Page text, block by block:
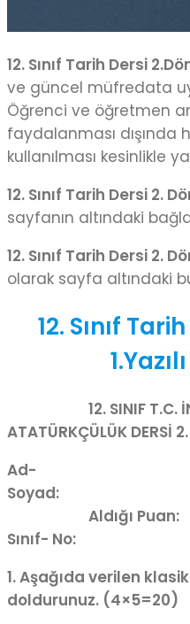
12. Sınıf Tarih Dersi
ve güncel müfredata
Öğrenci ve öğretmen
faydalanması dışında
kullanılması kesinlikle
12. Sınıf Tarih Dersi 2.
sayfanın altındaki
12. Sınıf Tarih Dersi 2.
olarak sayfa altındaki
12. Sınıf
12. SINIF T.C.
ATATÜRKÇÜLÜK DERSİ
Ad-
Aldığı Puan:
Sınıf- No:
1. Aşağıda verilen
doldurunuz. (4×5=20)